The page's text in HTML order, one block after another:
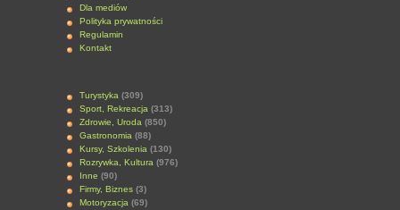
Dla mediów
Polityka prywatności
Regulamin
Kontakt
Turystyka (309)
Sport, Rekreacja (313)
Zdrowie, Uroda (850)
Gastronomia (88)
Kursy, Szkolenia (130)
Rozrywka, Kultura (976)
Inne (90)
Firmy, Biznes (3)
Motoryzacja (69)